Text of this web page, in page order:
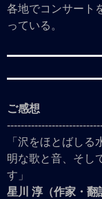
各地でコンサート
っている。
ご感想
「沢をほとばし
明な歌と音、そし
す」
星川 淳（作家・